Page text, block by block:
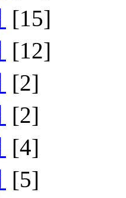
[15]
[12]
[2]
[2]
[4]
[5]